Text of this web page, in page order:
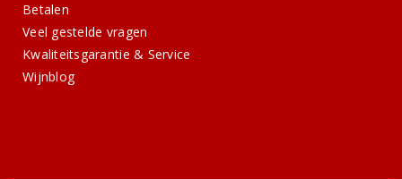
Betalen
Veel gestelde vragen
Kwaliteitsgarantie & Service
Wijnblog